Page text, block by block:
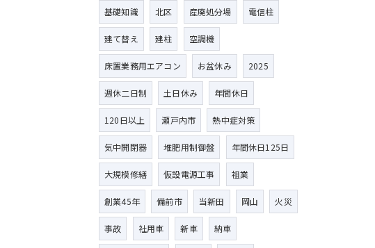
基礎知識 北区 産廃処分場 電信柱
建て替え 建柱 空調機
床置業務用エアコン お盆休み 2025
週休二日制 土日休み 年間休日
120日以上 瀬戸内市 熱中症対策
気中開閉器 堆肥用制御盤 年間休日125日
大規模修繕 仮設電源工事 祖業
創業45年 備前市 当新田 岡山 火災
事故 社用車 新車 納車